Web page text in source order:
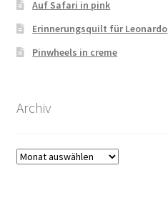
Auf Safari in pink
Erinnerungsquilt für Leonardo
Pinwheels in creme
Archiv
Archiv